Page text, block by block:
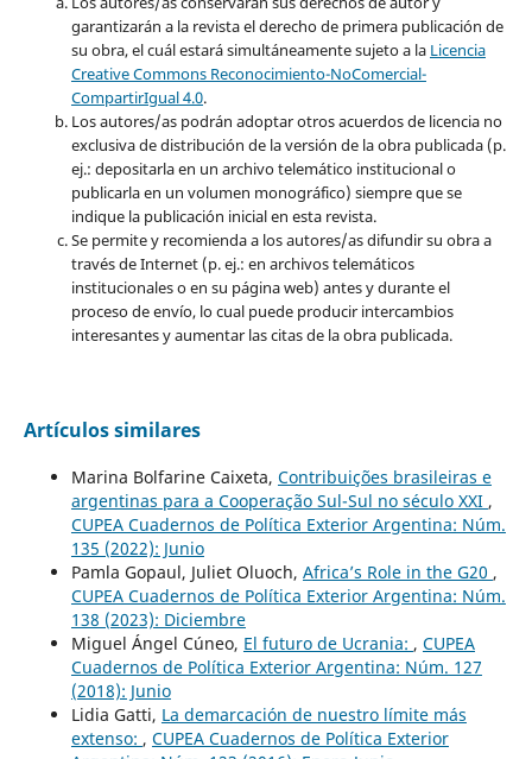
garantizarán a la revista el derecho de primera publicación de
su obra, el cuál estará simultáneamente sujeto a la Licencia
Creative Commons Reconocimiento-NoComercial-
CompartirIgual 4.0.
Los autores/as podrán adoptar otros acuerdos de licencia no
exclusiva de distribución de la versión de la obra publicada (p.
ej.: depositarla en un archivo telemático institucional o
publicarla en un volumen monográfico) siempre que se
indique la publicación inicial en esta revista.
Se permite y recomienda a los autores/as difundir su obra a
través de Internet (p. ej.: en archivos telemáticos
institucionales o en su página web) antes y durante el
proceso de envío, lo cual puede producir intercambios
interesantes y aumentar las citas de la obra publicada.
Artículos similares
Marina Bolfarine Caixeta, Contribuições brasileiras e
argentinas para a Cooperação Sul-Sul no século XXI ,
CUPEA Cuadernos de Política Exterior Argentina: Núm.
135 (2022): Junio
Pamla Gopaul, Juliet Oluoch, Africa’s Role in the G20 ,
CUPEA Cuadernos de Política Exterior Argentina: Núm.
138 (2023): Diciembre
Miguel Ángel Cúneo, El futuro de Ucrania: , CUPEA
Cuadernos de Política Exterior Argentina: Núm. 127
(2018): Junio
Lidia Gatti, La demarcación de nuestro límite más
extenso: , CUPEA Cuadernos de Política Exterior